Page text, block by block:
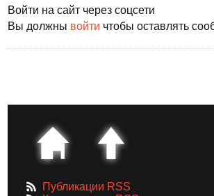
Войти на сайт через соцсети
Вы должны войти чтобы оставлять
Публикации RSS